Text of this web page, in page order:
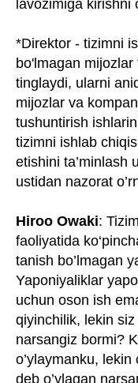
lavozimiga kirishni
*Direktor - tizimni
bo'lmagan
tinglaydi, ularni
mijozlar va
tushuntirish
tizimni ishlab
etishini ta’minlash
ustidan nazorat
Hiroo Owaki:
faoliyatida
tanish bo’lmagan
Yaponiyaliklar
uchun oson ish
qiyinchilik, lekin
narsangiz bormi?
o’ylaymanku, lekin
deb o’ylagan